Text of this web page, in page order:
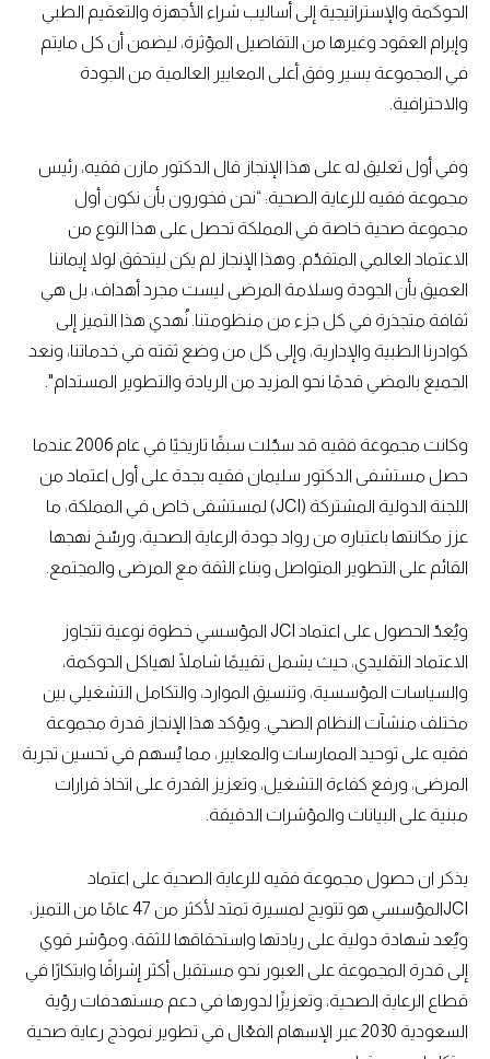
الحوكمة والإستراتيجية إلى أساليب شراء الأجهزة والتعقيم الطبي
وإبرام العقود وغيرها من التفاصيل المؤثرة، ليضمن أن كل مايتم
في المجموعة يسير وفق أعلى المعايير العالمية من الجودة
والاحترافية.
وفي أول تعليق له على هذا الإنجاز قال الدكتور مازن فقيه، رئيس
مجموعة فقيه للرعاية الصحية: “نحن فخورون بأن نكون أول
مجموعة صحية خاصة في المملكة تحصل على هذا النوع من
الاعتماد العالمي المتقدّم. وهذا الإنجاز لم يكن ليتحقق لولا إيماننا
العميق بأن الجودة وسلامة المرضى ليست مجرد أهداف، بل هي
ثقافة متجذرة في كل جزء من منظومتنا. نُهدي هذا التميز إلى
كوادرنا الطبية والإدارية، وإلى كل من وضع ثقته في خدماتنا، ونعد
الجميع بالمضي قدمًا نحو المزيد من الريادة والتطوير المستدام".
وكانت مجموعة فقيه قد سجّلت سبقًا تاريخيًا في عام 2006 عندما
حصل مستشفى الدكتور سليمان فقيه بجدة على أول اعتماد من
اللجنة الدولية المشتركة (JCI) لمستشفى خاص في المملكة، ما
عزز مكانتها باعتباره من رواد جودة الرعاية الصحية، ورسّخ نهجها
القائم على التطوير المتواصل وبناء الثقة مع المرضى والمجتمع.
ويُعدّ الحصول على اعتماد JCI المؤسسي خطوة نوعية تتجاوز
الاعتماد التقليدي، حيث يشمل تقييمًا شاملًا لهياكل الحوكمة،
والسياسات المؤسسية، وتنسيق الموارد، والتكامل التشغيلي بين
مختلف منشآت النظام الصحي. ويؤكد هذا الإنجاز قدرة مجموعة
فقيه على توحيد الممارسات والمعايير، مما يُسهم في تحسين تجربة
المرضى، ورفع كفاءة التشغيل، وتعزيز القدرة على اتخاذ قرارات
مبنية على البيانات والمؤشرات الدقيقة.
يذكر ان حصول مجموعة فقيه للرعاية الصحية على اعتماد
JCIالمؤسسي هو تتويج لمسيرة تمتد لأكثر من 47 عامًا من التميز،
ويُعد شهادة دولية على ريادتها واستحقاقها للثقة، ومؤشر قوي
إلى قدرة المجموعة على العبور نحو مستقبل أكثر إشراقًا وابتكارًا في
قطاع الرعاية الصحية، وتعزيزًا لدورها في دعم مستهدفات رؤية
السعودية 2030 عبر الإسهام الفعّال في تطوير نموذج رعاية صحية